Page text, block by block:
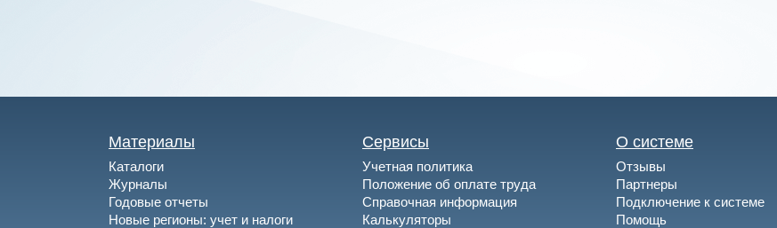
Материалы
Каталоги
Журналы
Годовые отчеты
Новые регионы: учет и налоги
Сервисы
Учетная политика
Положение об оплате труда
Справочная информация
Калькуляторы
О системе
Отзывы
Партнеры
Подключение к системе
Помощь